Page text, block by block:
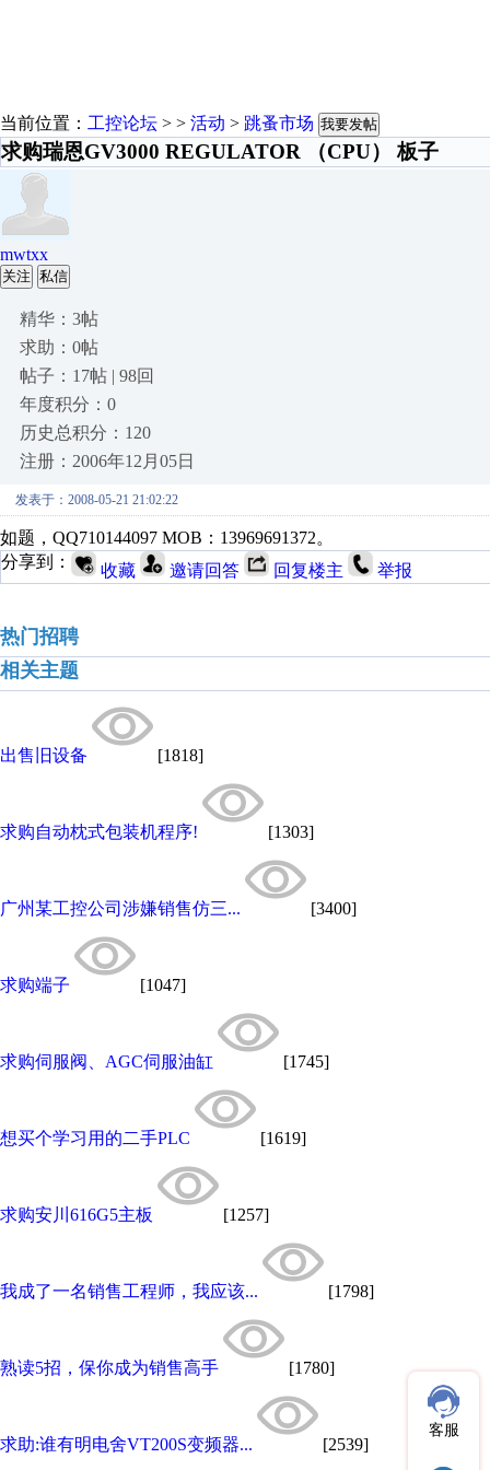
当前位置： 工控论坛 > > 活动 > 跳蚤市场 我要发帖
求购瑞恩GV3000 REGULATOR （CPU） 板子
mwtxx
关注 私信
精华：3帖
求助：0帖
帖子：17帖 | 98回
年度积分：0
历史总积分：120
注册：2006年12月05日
发表于：2008-05-21 21:02:22
如题，QQ710144097 MOB：13969691372。
分享到：
收藏 邀请回答 回复楼主 举报
热门招聘
相关主题
出售旧设备 [1818]
求购自动枕式包装机程序! [1303]
广州某工控公司涉嫌销售仿三... [3400]
求购端子 [1047]
求购伺服阀、AGC伺服油缸 [1745]
想买个学习用的二手PLC [1619]
求购安川616G5主板 [1257]
我成了一名销售工程师，我应该... [1798]
熟读5招，保你成为销售高手 [1780]
求助:谁有明电舍VT200S变频器... [2539]
客服